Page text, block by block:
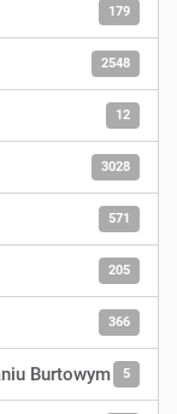
179
2548
12
3028
571
205
366
Burtowym 5